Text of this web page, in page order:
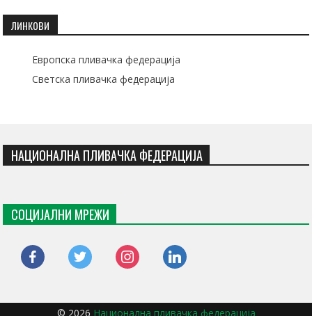
ЛИНКОВИ
Европска пливачка федерација
Светска пливачка федерација
НАЦИОНАЛНА ПЛИВАЧКА ФЕДЕРАЦИЈА
СОЦИЈАЛНИ МРЕЖИ
facebook twitter instagram linkedin
© 2026 Национална пливачка федерација